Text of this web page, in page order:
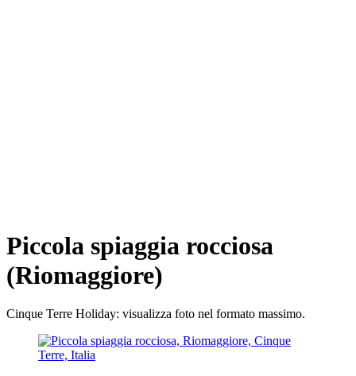
Piccola spiaggia rocciosa
(Riomaggiore)
Cinque Terre Holiday: visualizza foto nel formato massimo.